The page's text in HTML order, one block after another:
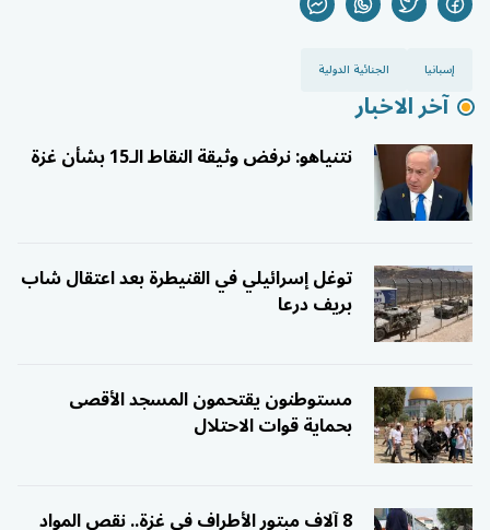
إسبانيا الجنائية الدولية
آخر الاخبار
نتنياهو: نرفض وثيقة النقاط الـ15 بشأن غزة
توغل إسرائيلي في القنيطرة بعد اعتقال شاب
بريف درعا
مستوطنون يقتحمون المسجد الأقصى
بحماية قوات الاحتلال
8 آلاف مبتور الأطراف في غزة.. نقص المواد